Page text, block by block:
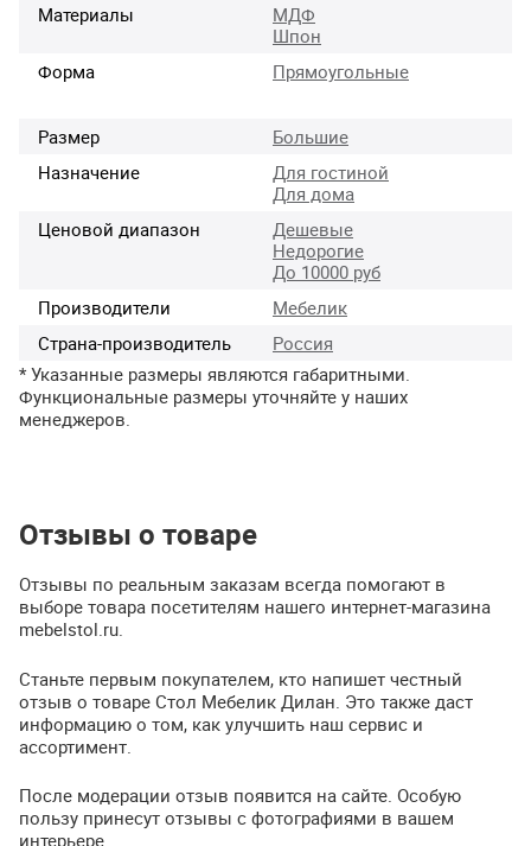
Материалы
МДФ
Шпон
Форма
Прямоугольные
Размер
Большие
Назначение
Для гостиной
Для дома
Ценовой диапазон
Дешевые
Недорогие
До 10000 руб
Производители
Мебелик
Страна-производитель
Россия
* Указанные размеры являются габаритными.
Функциональные размеры уточняйте у наших
менеджеров.
Отзывы о товаре
Отзывы по реальным заказам всегда помогают в
выборе товара посетителям нашего интернет-магазина
mebelstol.ru.
Станьте первым покупателем, кто напишет честный
отзыв о товаре Стол Мебелик Дилан. Это также даст
информацию о том, как улучшить наш сервис и
ассортимент.
После модерации отзыв появится на сайте. Особую
пользу принесут отзывы с фотографиями в вашем
интерьере.